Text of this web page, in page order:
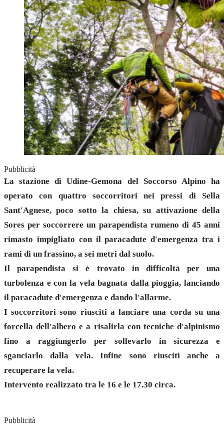
Pubblicità
La stazione di Udine-Gemona del Soccorso Alpino ha
operato con quattro soccorritori nei pressi di Sella
Sant'Agnese, poco sotto la chiesa, su attivazione della
Sores per soccorrere un parapendista rumeno di 45 anni
rimasto impigliato con il paracadute d'emergenza tra i
rami di un frassino, a sei metri dal suolo.
Il parapendista si è trovato in difficoltà per una
turbolenza e con la vela bagnata dalla pioggia, lanciando
il paracadute d'emergenza e dando l'allarme.
I soccorritori sono riusciti a lanciare una corda su una
forcella dell'albero e a risalirla con tecniche d'alpinismo
fino a raggiungerlo per sollevarlo in sicurezza e
sganciarlo dalla vela. Infine sono riusciti anche a
recuperare la vela.
Intervento realizzato tra le 16 e le 17.30 circa.
Pubblicità